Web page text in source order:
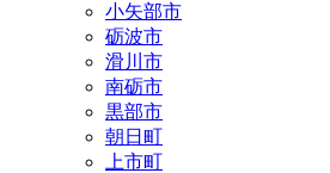
小矢部市
砺波市
滑川市
南砺市
黒部市
朝日町
上市町